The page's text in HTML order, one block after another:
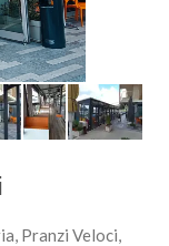
Pranzi Veloci,